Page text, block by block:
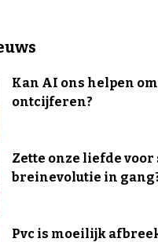
Kan AI ons helpen
ontcijferen?
Zette onze liefde voor
breinevolutie in
Pvc is moeilijk